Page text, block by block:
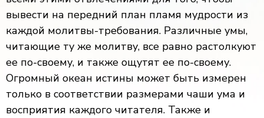
вывести на передний план пламя мудрости из
каждой молитвы-требования. Различные умы,
читающие ту же молитву, все равно растолкуют
ее по-своему, и также ощутят ее по-своему.
Огромный океан истины может быть измерен
только в соответствии размерами чаши ума и
восприятия каждого читателя. Также и